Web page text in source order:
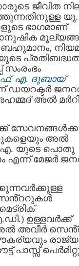
ജീവിത
ഭാഗമാണ്
സംരംഭം
എ. ദുബായ്
ഡയറക്ടർ
അൽ മർറി
അൽ
എ. യുടെ പൊതു
എന്ന് മേജർ
ഉള്ളവർക്ക്
അൽ അവീർ
പാസ്സ്